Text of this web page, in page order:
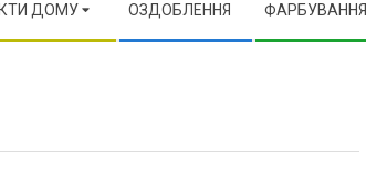
ДОМУ ОЗДОБЛЕННЯ ФАРБУВАННЯ